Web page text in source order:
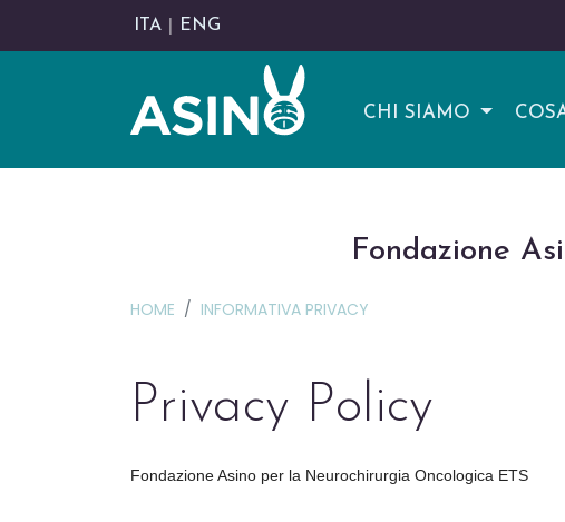
ITA ENG
CHI SIAMO
Fondazione
HOME INFORMATIVA PRIVACY
Privacy Policy
Fondazione Asino per la Neurochirurgia Oncologica ETS